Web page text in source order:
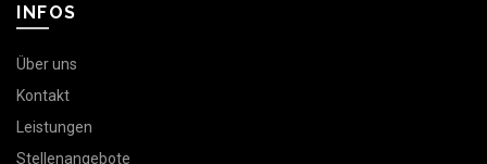
INFOS
Über uns
Kontakt
Leistungen
Stellenangebote